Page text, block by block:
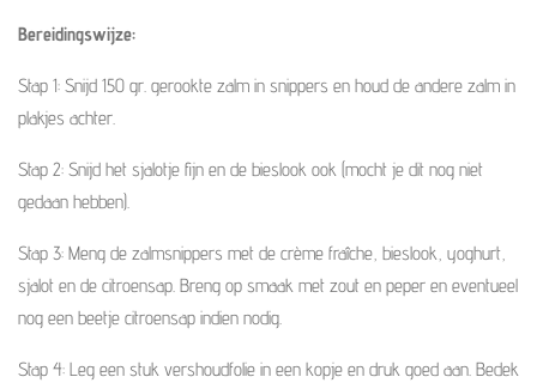
Bereidingswijze:
Stap 1: Snijd 150 gr. gerookte zalm in snippers en houd de andere zalm in
plakjes achter.
Stap 2: Snijd het sjalotje fijn en de bieslook ook (mocht je dit nog niet
gedaan hebben).
Stap 3: Meng de zalmsnippers met de crème fraîche, bieslook, yoghurt,
sjalot en de citroensap. Breng op smaak met zout en peper en eventueel
nog een beetje citroensap indien nodig.
Stap 4: Leg een stuk vershoudfolie in een kopje en druk goed aan. Bedek